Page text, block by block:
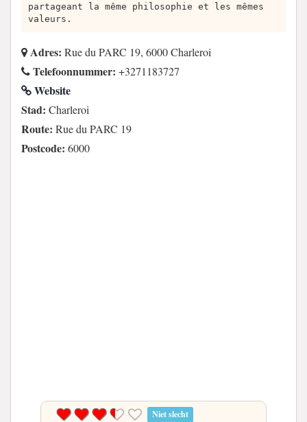
partageant la même philosophie et les mêmes
valeurs.
Adres: Rue du PARC 19, 6000 Charleroi
Telefoonnummer: +3271183727
Website
Stad: Charleroi
Route: Rue du PARC 19
Postcode: 6000
Niet slecht